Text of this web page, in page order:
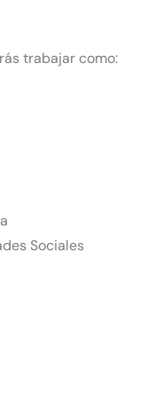
trabajar como:
Sociales